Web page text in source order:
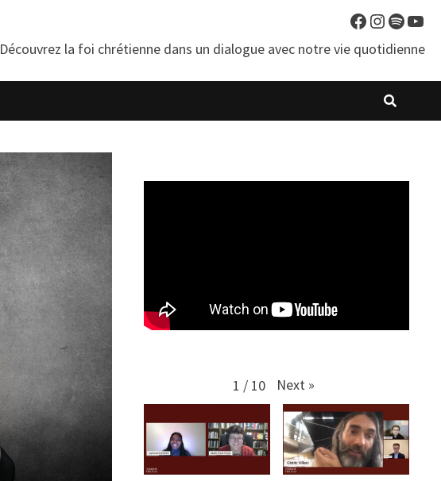
Facebook
Découvrez la foi chrétienne dans un dialogue avec notre vie quotidienne
1 / 10 Next »